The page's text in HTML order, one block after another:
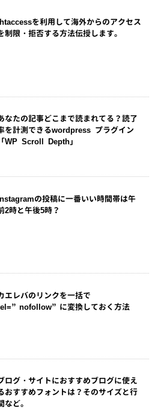
を利用して海外からのアクセス
制限・拒否する方法伝授します。
なたの記事どこまで読まれてる？読了
を計測できるwordpress プラグイン
「WP Scroll Depth」
の投稿に一番いい時間帯は午
2時と午後5時？
エレバのリンクを一括で
に変換しておく方法
ログ・サイトにおすすめブログに使え
おすすめフォントは？そのサイズと行
など。